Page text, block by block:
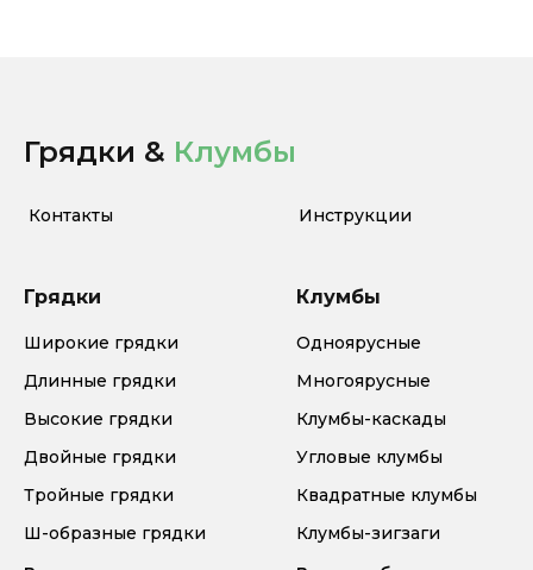
Грядки & Клумбы
Контакты Инструкции
Грядки
Широкие грядки
Длинные грядки
Высокие грядки
Двойные грядки
Тройные грядки
Ш-образные грядки
Клумбы
Одноярусные
Многоярусные
Клумбы-каскады
Угловые клумбы
Квадратные клумбы
Клумбы-зигзаги